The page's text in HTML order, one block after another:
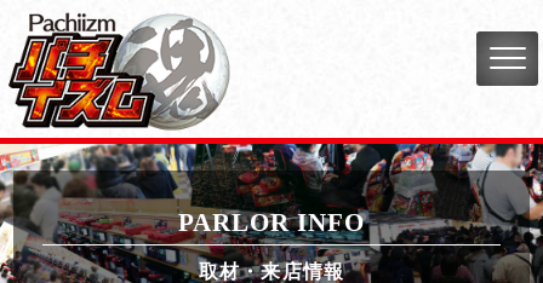
PARLOR INFO
取材・来店情報